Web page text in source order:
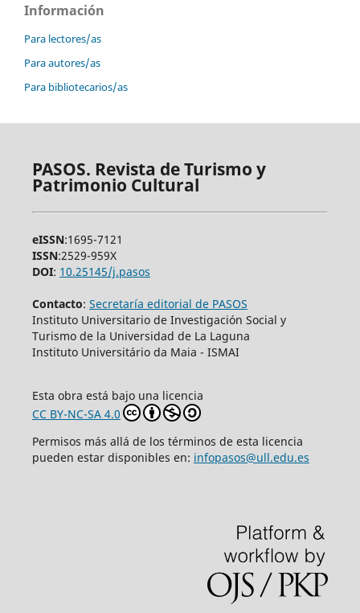
Información
Para lectores/as
Para autores/as
Para bibliotecarios/as
PASOS. Revista de Turismo y
Patrimonio Cultural
eISSN:1695-7121
ISSN:2529-959X
DOI: 10.25145/j.pasos
Contacto: Secretaría editorial de PASOS
Instituto Universitario de Investigación Social y
Turismo de la Universidad de La Laguna
Instituto Universitário da Maia - ISMAI
Esta obra está bajo una licencia
CC BY-NC-SA 4.0
Permisos más allá de los términos de esta licencia
pueden estar disponibles en: infopasos@ull.edu.es